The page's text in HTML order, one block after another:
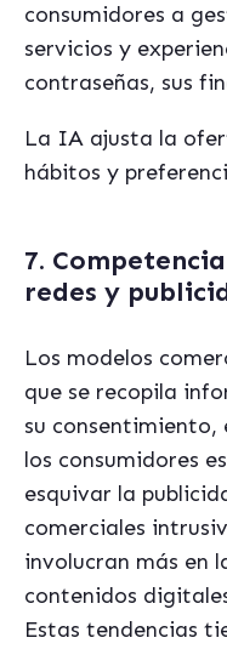
consumidores a
servicios y
contraseñas, sus
La IA ajusta la
hábitos y
7.
redes y
Los modelos
que se recopila
su consentimiento,
los consumidores
esquivar la
comerciales
involucran más en
contenidos
Estas tendencias